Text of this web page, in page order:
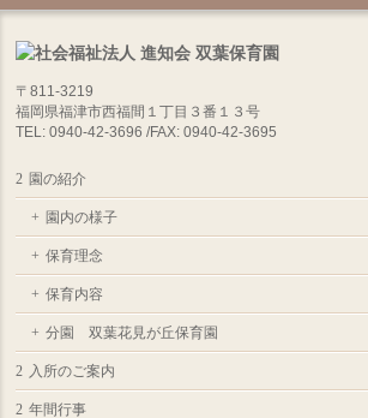
〒811-3219
福岡県福津市西福間１丁目３番１３号
TEL: 0940-42-3696 /FAX: 0940-42-3695
園の紹介
園内の様子
保育理念
保育内容
分園 双葉花見が丘保育園
入所のご案内
年間行事